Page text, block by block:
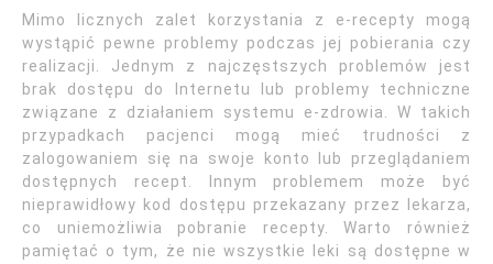
Mimo licznych zalet korzystania z e-recepty mogą
wystąpić pewne problemy podczas jej pobierania czy
realizacji. Jednym z najczęstszych problemów jest
brak dostępu do Internetu lub problemy techniczne
związane z działaniem systemu e-zdrowia. W takich
przypadkach pacjenci mogą mieć trudności z
zalogowaniem się na swoje konto lub przeglądaniem
dostępnych recept. Innym problemem może być
nieprawidłowy kod dostępu przekazany przez lekarza,
co uniemożliwia pobranie recepty. Warto również
pamiętać o tym, że nie wszystkie leki są dostępne w